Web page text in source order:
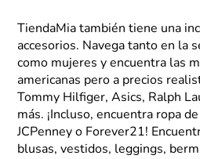
TiendaMia también tiene una
accesorios. Navega tanto en la
como mujeres y encuentra las
americanas pero a precios
Tommy Hilfiger, Asics, Ralph
más. ¡Incluso, encuentra ropa
JCPenney o Forever21!
blusas, vestidos, leggings,